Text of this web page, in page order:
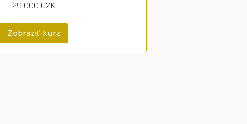
29 000 CZK
Zobraziť kurz